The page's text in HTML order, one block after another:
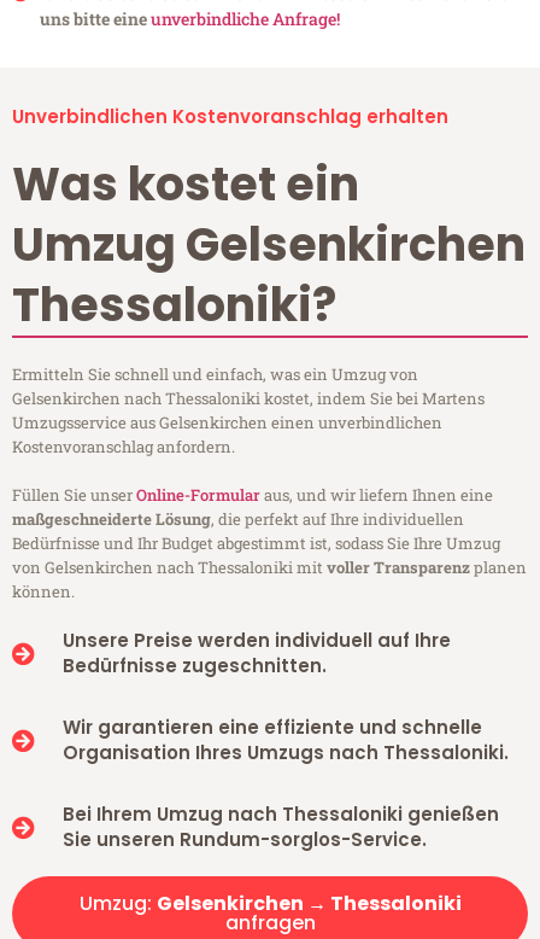
uns bitte eineunverbindliche Anfrage!
Unverbindlichen Kostenvoranschlag erhalten
Was kostet ein
Umzug Gelsenkirchen
Thessaloniki?
Ermitteln Sie schnell und einfach, was ein Umzug von
Gelsenkirchen nach Thessaloniki kostet, indem Sie bei Martens
Umzugsservice aus Gelsenkirchen einen unverbindlichen
Kostenvoranschlag anfordern.
Füllen Sie unserOnline-Formularaus, und wir liefern Ihnen eine
maßgeschneiderte Lösung, die perfekt auf Ihre individuellen
Bedürfnisse und Ihr Budget abgestimmt ist, sodass Sie Ihre Umzug
von Gelsenkirchen nach Thessaloniki mitvoller Transparenzplanen
können.
Unsere Preise werden individuell auf Ihre
Bedürfnisse zugeschnitten.
Wir garantieren eine effiziente und schnelle
Organisation Ihres Umzugs nach Thessaloniki.
Bei Ihrem Umzug nach Thessaloniki genießen
Sie unseren Rundum-sorglos-Service.
Umzug: Gelsenkirchen → Thessaloniki
anfragen